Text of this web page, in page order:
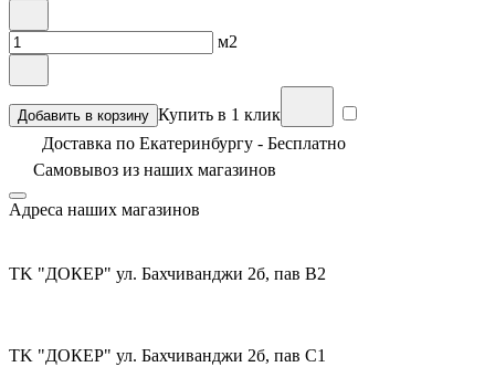
м2
Добавить в корзину Купить в 1 клик
Доставка по Екатеринбургу - Бесплатно
Самовывоз из наших магазинов
Адреса наших магазинов
TK "ДОКЕР" ул. Бахчиванджи 2б, пав В2
TK "ДОКЕР" ул. Бахчиванджи 2б, пав С1